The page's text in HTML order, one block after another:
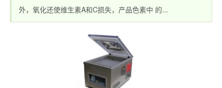
外，氧化还使维生素A和C损失，产品色素中 的...